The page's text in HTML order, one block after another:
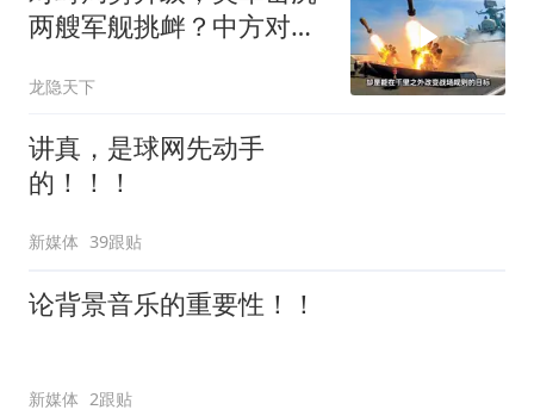
两艘军舰挑衅？中方对美
龙隐天下
讲真，是球网先动手
的！！！
新媒体 39跟贴
论背景音乐的重要性！！
新媒体 2跟贴